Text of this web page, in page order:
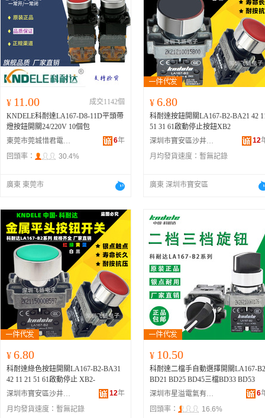
¥ 11.00
成交1142個
KNDELE科耐達LA167-D8-11D平頭帶
燈按鈕開關24/220V 10個包
東莞市莞城惜君電子經營部
6年
回頭率：
30.4%
廣東 東莞市
¥ 6.80
科耐達按鈕開關LA167-B2-BA21 42
51 31 61啟動停止按鈕XB2
深圳市寶安區沙井海飛揚電子加工廠
12
月均發貨速度： 暫無記錄
廣東 深圳市寶安區
¥ 6.80
科耐達綠色按鈕開關LA167-B2-BA31
42 11 21 51 61啟動停止 XB2-
深圳市寶安區沙井海飛揚電子加工廠
12年
月均發貨速度： 暫無記錄
¥ 10.50
科耐達二檔手自動選擇開關LA167-
BD21 BD25 BD45三檔BD33 BD53
深圳市星溢電氣有限公司
6
回頭率：
16.6%